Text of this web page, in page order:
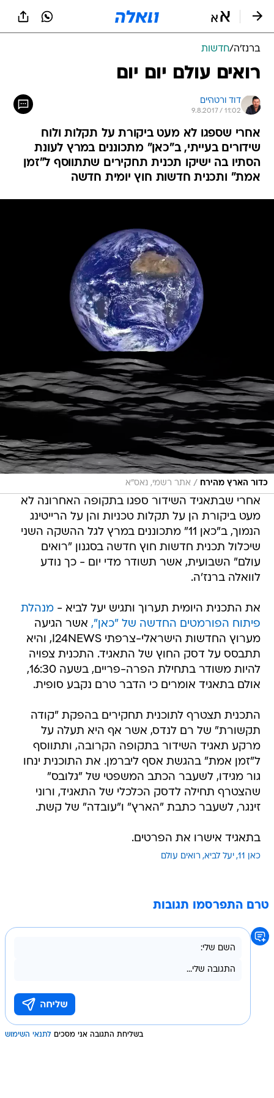
ברנז'ה/חדשות
רואים עולם יום יום
דוד ורטהיים
9.8.2017 / 11:02
אחרי שספגו לא מעט ביקורת על תקלות ולוח
שידורים בעייתי, ב"כאן" מתכוננים במרץ לעונת
הסתיו בה ישיקו תכנית תחקירים שתתווסף ל"זמן
אמת" ותכנית חדשות חוץ יומית חדשה
כדור הארץ מהירח / אתר רשמי, נאס"א
אחרי שבתאגיד השידור ספגו בתקופה האחרונה לא
מעט ביקורת הן על תקלות טכניות והן על הרייטינג
הנמוך, ב"כאן 11" מתכוננים במרץ לגל ההשקה השני
שיכלול תכנית חדשות חוץ חדשה בסגנון "רואים
עולם" השבועית, אשר תשודר מדי יום - כך נודע
לוואלה ברנז'ה.
את התכנית היומית תערוך ותגיש יעל לביא -מנהלת
פיתוח הפורמטים החדשה של "כאן", אשר הגיעה
מערוץ החדשות הישראלי-צרפתי I24NEWS, והיא
תתבסס על דסק החוץ של התאגיד. התכנית צפויה
להיות משודר בתחילת הפרה-פריים, בשעה 16:30,
אולם בתאגיד אומרים כי הדבר טרם נקבע סופית.
התכנית תצטרף לתוכנית תחקירים בהפקת "קודה
תקשורת" של רם לנדס, אשר אף היא תעלה על
מרקע תאגיד השידור בתקופה הקרובה, ותתווסף
ל"זמן אמת" בהגשת אסף ליברמן. את התוכנית ינחו
גור מגידו, לשעבר הכתב המשפטי של "גלובס"
שהצטרף תחילה לדסק הכלכלי של התאגיד, ורוני
זינגר, לשעבר כתבת "הארץ" ו"עובדה" של קשת.
בתאגיד אישרו את הפרטים.
כאן 11 יעל לביא רואים עולם
טרם התפרסמו תגובות
בשליחת התגובה אני מסכים לתנאי השימוש